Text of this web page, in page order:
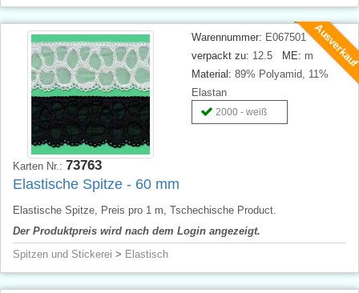
Warennummer: E067501
verpackt zu: 12.5 ME: m
Material: 89% Polyamid, 11%
Elastan
2000 - weiß
Karten Nr.: 73763
Elastische Spitze - 60 mm
Elastische Spitze, Preis pro 1 m, Tschechische Product.
Der Produktpreis wird nach dem Login angezeigt.
Spitzen und Stickerei > Elastisch